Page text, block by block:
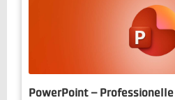
PowerPoint –